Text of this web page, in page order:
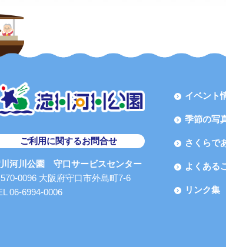
ご利用に関するお問合せ
河川公園 守口サービスセンター
0096 大阪府守口市外島町7-6
06-6994-0006
イベント
季節の写
さくらで
よくある
リンク集